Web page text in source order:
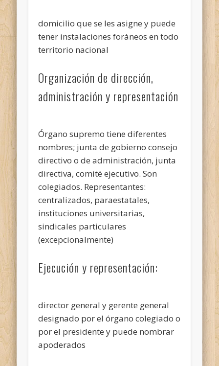
domicilio que se les asigne y puede
tener instalaciones foráneos en todo
territorio nacional
Organización de dirección,
administración y representación
Órgano supremo tiene diferentes
nombres; junta de gobierno consejo
directivo o de administración, junta
directiva, comité ejecutivo. Son
colegiados. Representantes:
centralizados, paraestatales,
instituciones universitarias,
sindicales particulares
(excepcionalmente)
Ejecución y representación:
director general y gerente general
designado por el órgano colegiado o
por el presidente y puede nombrar
apoderados